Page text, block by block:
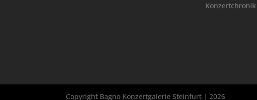
Konzertchronik
Copyright Bagno Konzertgalerie Steinfurt | 2026